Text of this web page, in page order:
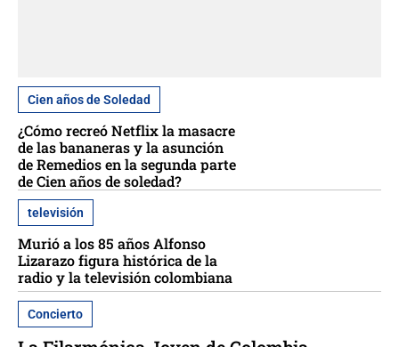
Cien años de Soledad
¿Cómo recreó Netflix la masacre
de las bananeras y la asunción
de Remedios en la segunda parte
de Cien años de soledad?
televisión
Murió a los 85 años Alfonso
Lizarazo figura histórica de la
radio y la televisión colombiana
Concierto